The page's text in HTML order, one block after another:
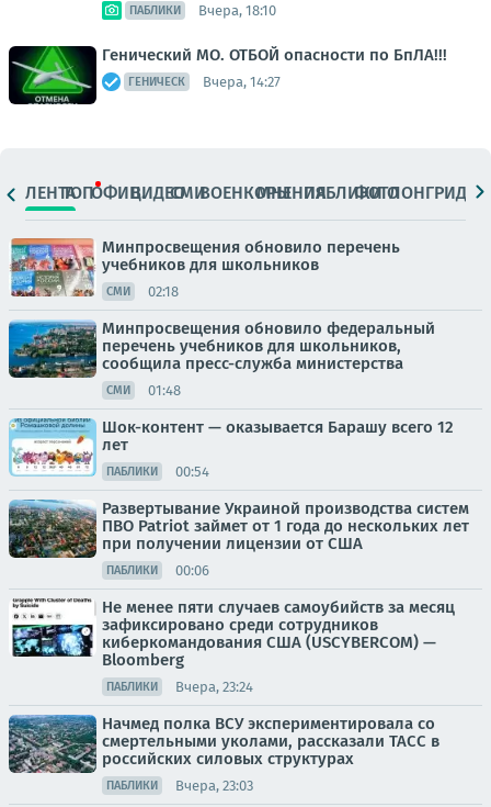
ПАБЛИКИ Вчера, 18:10
Генический МО. ОТБОЙ опасности по БпЛА!!!
ГЕНИЧЕСК Вчера, 14:27
ЛЕНТАТОПОФИЦ.ВИДЕОСМИВОЕНКОРЫМНЕНИЯПАБЛИКИ
ФОТОЛОНГРИДЫ
Минпросвещения обновило перечень
учебников для школьников
СМИ 02:18
Минпросвещения обновило федеральный
перечень учебников для школьников,
сообщила пресс-служба министерства
СМИ 01:48
Шок-контент — оказывается Барашу всего 12
лет
ПАБЛИКИ 00:54
Развертывание Украиной производства систем
ПВО Patriot займет от 1 года до нескольких лет
при получении лицензии от США
ПАБЛИКИ 00:06
Не менее пяти случаев самоубийств за месяц
зафиксировано среди сотрудников
киберкомандования США (USCYBERCOM) —
Bloomberg
ПАБЛИКИ Вчера, 23:24
Начмед полка ВСУ экспериментировала со
смертельными уколами, рассказали ТАСС в
российских силовых структурах
ПАБЛИКИ Вчера, 23:03